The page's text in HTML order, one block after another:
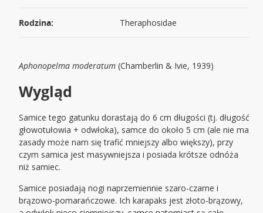
Rodzina: Theraphosidae
Aphonopelma moderatum (Chamberlin & Ivie, 1939)
Wygląd
Samice tego gatunku dorastają do 6 cm długości (tj. długość
głowotułowia + odwłoka), samce do około 5 cm (ale nie ma
zasady może nam się trafić mniejszy albo większy), przy
czym samica jest masywniejsza i posiada krótsze odnóża
niż samiec.
Samice posiadają nogi naprzemiennie szaro-czarne i
brązowo-pomarańczowe. Ich karapaks jest złoto-brązowy,